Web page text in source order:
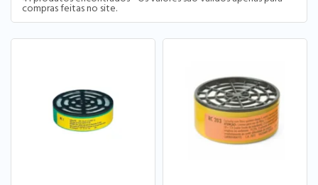
compras feitas no site.